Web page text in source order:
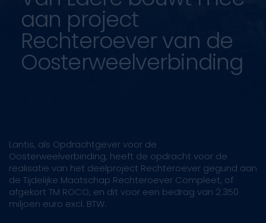
aan project
Rechteroever van de
Oosterweelverbinding
Lantis, als Opdrachtgever voor de
Oosterweelverbinding, heeft de opdracht voor de
realisatie van het deelproject Rechteroever gegund aan
de Tijdelijke Maatschap Rechteroever Compleet, of
afgekort TM ROCO, en dit voor een bedrag van 2.350
miljoen euro excl. BTW.